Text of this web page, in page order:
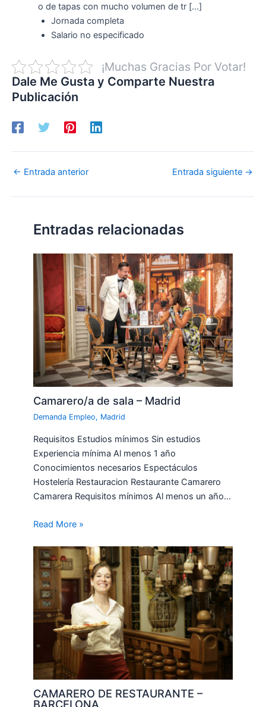
o de tapas con mucho volumen de tr […]
Jornada completa
Salario no especificado
¡Muchas Gracias Por Votar!
Dale Me Gusta y Comparte Nuestra
Publicación
← Entrada anterior Entrada siguiente →
Entradas relacionadas
Camarero/a de sala – Madrid
Demanda Empleo, Madrid
Requisitos Estudios mínimos Sin estudios
Experiencia mínima Al menos 1 año
Conocimientos necesarios Espectáculos
Hostelería Restauracion Restaurante Camarero
Camarera Requisitos mínimos Al menos un año…
Read More »
CAMARERO DE RESTAURANTE –
BARCELONA